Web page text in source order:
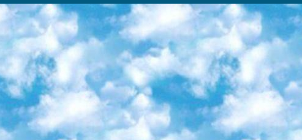
экзамена анонсированы на официальном сайте министерства и все выпускники по всей стране на основе этих вариантов проводит итоговую государственную аттестацию. 6. Государственное образование учащихся средних общеобразовательных учреждений. знания в соответствии с квалификационными требованиями, которые необходимо приобрести на основании стандартов итоговый (выпускной) контроль для 9 и 11 классов в целях тестирования Экзамены (далее – экзамены) состоят из предметов, перечисленных в приложении 1. будет сделано. 7. Экзамены пройдут с 26 мая по 15 июня 2024 г. (кроме науки физического воспитания). 8. Физическая для учащихся 9 классов общесредних образовательных учреждений. Экзамены по предмету «Образование, квалификация медицина» 1-6 мая 2024 года. сотрудники перевести под присмотр (с отклонениями в физическом или умственном развитии) специализированная школа для детей, школы-интернаты и со сколиозом школы-интернаты санаторного типа для больных детей исключены). 9. Он был слепым, слабовидящим и имел нарушения опорно-двигательного аппарата. экзамены в специализированных школах и интернатах для детей должны проводиться исходя из требований, предъявляемых к общеобразовательным учреждениям (физкультура кроме науки). 10. Специализированная школа для глухих и слабослышащих детей. и экзамены в интернатах и быть реализован в виде письменного теста по математике. 11. Специальность для умственно отсталых детей. Для 9 класса Родной язык и литературное письмо Государственный язык (язык обучения – узбекский). для неклассов) написано Математическое письмо Письменная/устная история Узбекистана Физическое воспитание практично Итоговый контроль Для 11 класса Написание родного языка и литературы (эссе) Математическое письмо Узбекский язык (обучение на узбекском языке) не посещающее общее среднее образование для учреждений)/Образовательное учреждение выбор письменный и устный Иностранный язык письменный/устный Письменная/устная история Узбекистана *По выбору студента:  Химия  Физика  Основы государственного права  География 10 бесплатных образовательных ресурсов - Мы составили подборку онлайн-проектов с интерактивными упражнениями, видеолекциями и статьями. Они помогут вам обрести новые и освежить старые знания бесплатно. 1. «ИНТУИТ» Старейшая образовательная площадка Рунета. Здесь вы найдёте сотни текстовых и видеокурсов на десятки различных тем — от программирования до психологии. Многие курсы подготовлены российскими университетами и крупными международными компаниями вроде Intel и Microsoft. Самостоятельное обучение бесплатное, но желающие могут оплатить услуги персональных наставников. 2. «Смартия» знакомит с актуальными профессиями и подсказывает, как им обучаться. Выбрав заинтересовавшую вас специальность — SMM-специалист, фотограф, веб-дизайнер или другую, — увидите список необходимых для неё умений. Чтобы вы могли освоить их самостоятельно, для каждого умения площадка отображает подборку ссылок на учебные материалы. Хотя «Смартия» ориентируется на русскоязычную аудиторию, часть контента всё же доступна только на английском. 3. «Лекторий Физтеха» Проект Московского физико-технического института (Физтеха). С его помощью вы можете смотреть онлайн серии лекций, записанные на видео в этом вузе. В числе доступных предметов — физика, биология, химия, информационные технологии и другие. К некоторым лекциям администрация ресурса прилагает готовые конспекты, которые можно скачивать в PDF-формате. 4. ITMOcourses Онлайн-площадка Санкт-Петербургского национального исследовательского университета информационных технологий, механики и оптики (ИТМО). Ресурс предоставляет свободный доступ к курсам, разработанным в этом вузе. Каталог материалов разбит на четыре категории: «Оптические системы и технологии», «Приборостроение и робототехника», «Информационные технологии» и «Биотехнологии». Курсы состоят из видеолекций, интерактивных демонстраций и заданий. 5. «КиберЛенинка» Электронная научная библиотека открытого доступа. Каталог площадки регулярно обрастает текстами статей из различных научных изданий. Сгруппированные по журналам и рубрикам публикации можно читать онлайн или скачивать целиком в PDF-формате. Проект нацелен на популяризацию науки за счёт открытого доступа к качественной информации. 6. «ПостНаука» На этом ресурсе публикуют подборки видеолекций, составленные экспертами из разных отраслей и объединённые общими темами. Среди них, к примеру, есть серии «Биоинформатика и геномика», «Культура средневековой Скандинавии» и Cinema Studies о теории кино. Каждая подборка лекций — логически связанная история, рассказанная экспертом от первого лица. Кроме того, на сайте появляются научно-образовательные статьи и тесты на разные темы. 7. «Newочём» Команда проекта «Newочём» отбирает самые интересные тексты из англоязычных СМИ и переводит те из них, за которые голосуют участники сообщества «ВКонтакте». По большей части это научно-популярные статьи. Редакторы придумывают лишь заголовки, в остальном содержание переводов соответствует оригиналам. Полные тексты можно читать